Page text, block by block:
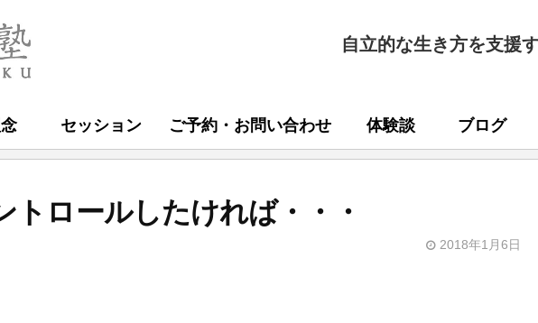
自立的な生き方を支援
セッション ご予約・お問い合わせ 体験談 ブログ
トロールしたければ・・・
2018年1月6日